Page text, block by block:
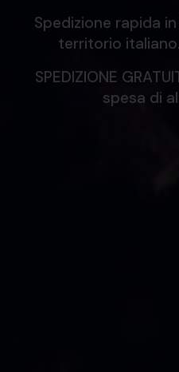
Spedizione rapida
territorio
SPEDIZIONE
spesa di